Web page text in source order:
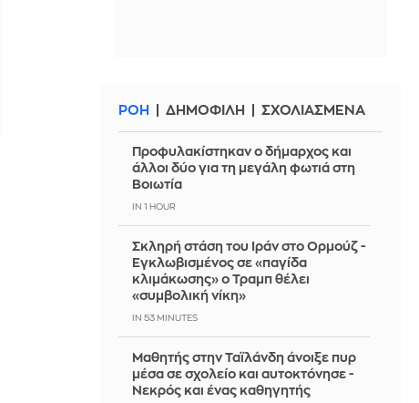
ΡΟΗ ΔΗΜΟΦΙΛΗ ΣΧΟΛΙΑΣΜΕΝΑ
Προφυλακίστηκαν ο δήμαρχος και
άλλοι δύο για τη μεγάλη φωτιά στη
Βοιωτία
IN 1 HOUR
Σκληρή στάση του Ιράν στο Ορμούζ -
Εγκλωβισμένος σε «παγίδα
κλιμάκωσης» ο Τραμπ θέλει
«συμβολική νίκη»
IN 53 MINUTES
Μαθητής στην Ταϊλάνδη άνοιξε πυρ
μέσα σε σχολείο και αυτοκτόνησε -
Νεκρός και ένας καθηγητής